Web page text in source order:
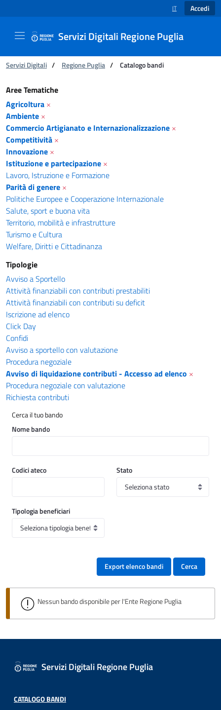
SELEZIONE
IT Accedi
Servizi Digitali Regione Puglia
Ti trovi in:
Servizi Digitali / Regione Puglia / Catalogo bandi
Catalogo bandi - Servizi Digitali Regione
Aree Tematiche
Agricoltura ×
Ambiente ×
Commercio Artigianato e Internazionalizzazione ×
Competitività ×
Innovazione ×
Istituzione e partecipazione ×
Lavoro, Istruzione e Formazione
Parità di genere ×
Politiche Europee e Cooperazione Internazionale
Salute, sport e buona vita
Territorio, mobilità e infrastrutture
Turismo e Cultura
Welfare, Diritti e Cittadinanza
Tipologie
Avviso a Sportello
Attività finanziabili con contributi prestabiliti
Attività finanziabili con contributi su deficit
Iscrizione ad elenco
Click Day
Confidi
Avviso a sportello con valutazione
Procedura negoziale
Avviso di liquidazione contributi - Accesso ad elenco ×
Procedura negoziale con valutazione
Richiesta contributi
Cerca il tuo bando
Nome bando
Codici ateco Stato
Tipologia beneficiari
Export elenco bandi Cerca
Nessun bando disponibile per l'Ente Regione Puglia
Servizi Digitali Regione Puglia
CATALOGO BANDI